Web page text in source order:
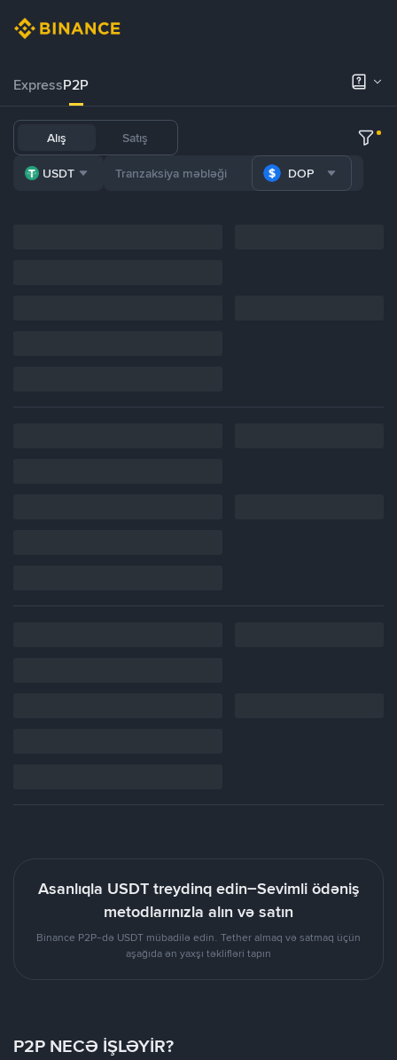
ExpressP2P
Alış Satış
USDT DOP
Asanlıqla USDT treydinq edin–Sevimli ödəniş
metodlarınızla alın və satın
Binance P2P-də USDT mübadilə edin. Tether almaq və satmaq üçün
aşağıda ən yaxşı təklifləri tapın
P2P NECƏ İŞLƏYİR?